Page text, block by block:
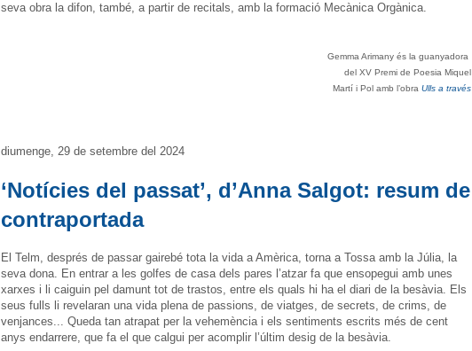
seva obra la difon, també, a partir de recitals, amb la formació Mecànica Orgànica.
Gemma Arimany és la guanyadora
del XV Premi de Poesia Miquel
Martí i Pol amb l’obra Ulls a través
diumenge, 29 de setembre del 2024
‘Notícies del passat’, d’Anna Salgot: resum de
contraportada
El Telm, després de passar gairebé tota la vida a Amèrica, torna a Tossa amb la Júlia, la
seva dona. En entrar a les golfes de casa dels pares l’atzar fa que ensopegui amb unes
xarxes i li caiguin pel damunt tot de trastos, entre els quals hi ha el diari de la besàvia. Els
seus fulls li revelaran una vida plena de passions, de viatges, de secrets, de crims, de
venjances... Queda tan atrapat per la vehemència i els sentiments escrits més de cent
anys endarrere, que fa el que calgui per acomplir l’últim desig de la besàvia.